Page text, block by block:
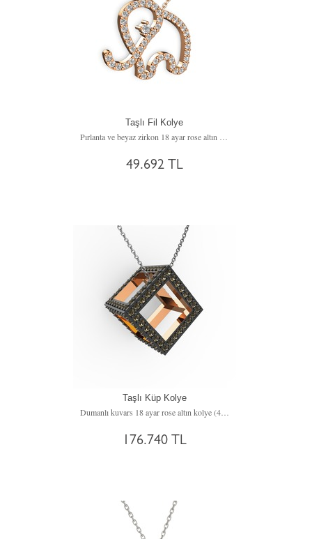
Taşlı Fil Kolye
49.692 TL
Taşlı Küp Kolye
Dumanlı kuvars 18 ayar rose altın kolye (40 cm beyaz altın rolo zincir)
176.740 TL